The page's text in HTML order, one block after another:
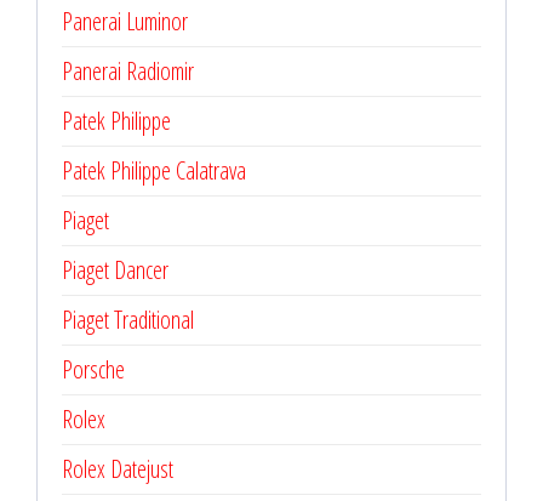
Panerai Luminor
Panerai Radiomir
Patek Philippe
Patek Philippe Calatrava
Piaget
Piaget Dancer
Piaget Traditional
Porsche
Rolex
Rolex Datejust